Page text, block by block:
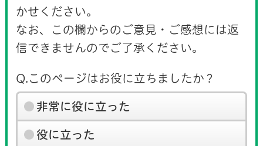
かせください。
なお、この欄からのご意見・ご感想には返
信できませんのでご了承ください。
Q.このページはお役に立ちましたか？
非常に役に立った
役に立った